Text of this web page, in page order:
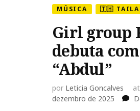
MÚSICA 🇹🇭
Girl group
debuta
“Abdul”
por Leticia Goncalves
dezembro de 2025